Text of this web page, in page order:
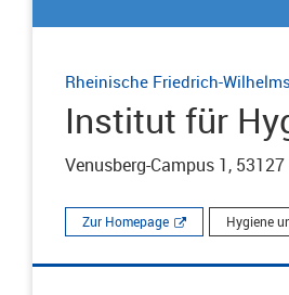
Rheinische Friedrich-
Institut für
Venusberg-Campus 1, 53127
Zur Homepage Hygiene